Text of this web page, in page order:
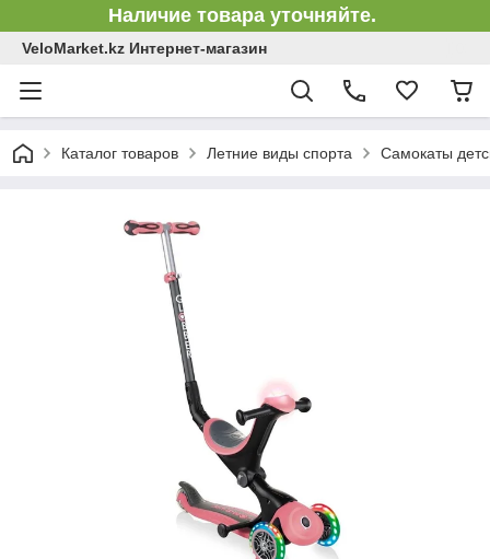
Наличие товара уточняйте.
VeloMarket.kz Интернет-магазин
Каталог товаров Летние виды спорта Самокаты